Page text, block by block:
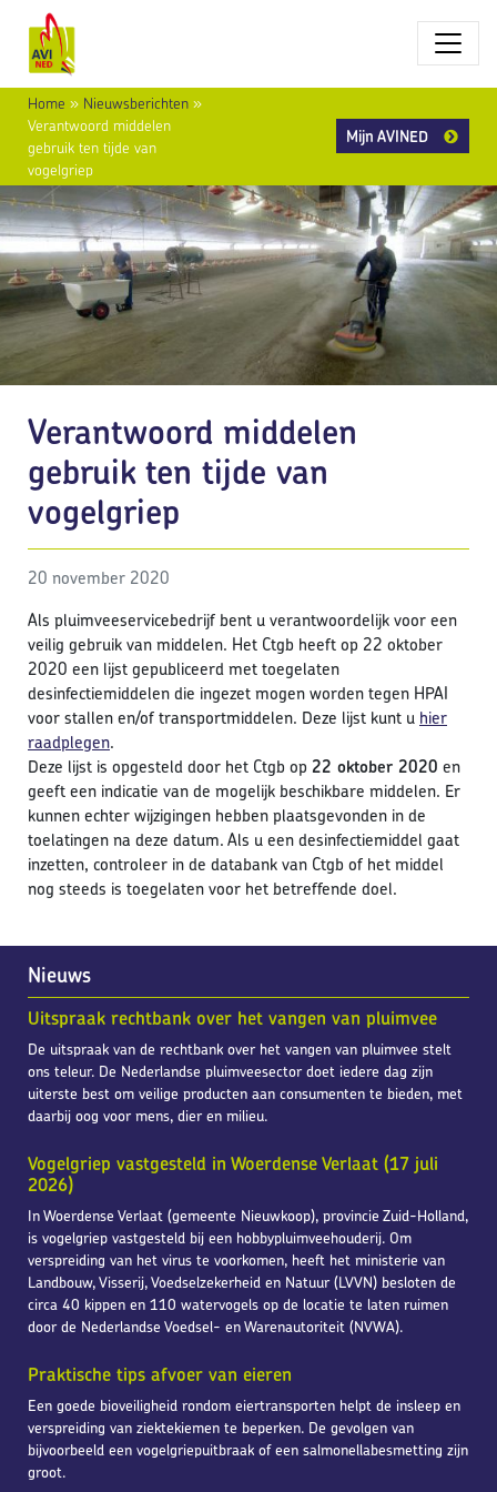
Home » Nieuwsberichten »
Verantwoord middelen
gebruik ten tijde van
vogelgriep
Mijn AVINED
Nieuws
Uitspraak rechtbank over het vangen van pluimvee
De uitspraak van de rechtbank over het vangen van pluimvee stelt
ons teleur. De Nederlandse pluimveesector doet iedere dag zijn
uiterste best om veilige producten aan consumenten te bieden, met
daarbij oog voor mens, dier en milieu.
Vogelgriep vastgesteld in Woerdense Verlaat (17 juli
2026)
In Woerdense Verlaat (gemeente Nieuwkoop), provincie Zuid-Holland,
is vogelgriep vastgesteld bij een hobbypluimveehouderij. Om
verspreiding van het virus te voorkomen, heeft het ministerie van
Landbouw, Visserij, Voedselzekerheid en Natuur (LVVN) besloten de
circa 40 kippen en 110 watervogels op de locatie te laten ruimen
door de Nederlandse Voedsel- en Warenautoriteit (NVWA).
Praktische tips afvoer van eieren
Een goede bioveiligheid rondom eiertransporten helpt de insleep en
verspreiding van ziektekiemen te beperken. De gevolgen van
bijvoorbeeld een vogelgriepuitbraak of een salmonellabesmetting zijn
groot.
Verantwoord middelen
gebruik ten tijde van
vogelgriep
20 november 2020
Als pluimveeservicebedrijf bent u verantwoordelijk voor een
veilig gebruik van middelen. Het Ctgb heeft op 22 oktober
2020 een lijst gepubliceerd met toegelaten
desinfectiemiddelen die ingezet mogen worden tegen HPAI
voor stallen en/of transportmiddelen. Deze lijst kunt u hier
raadplegen.
Deze lijst is opgesteld door het Ctgb op 22 oktober 2020 en
geeft een indicatie van de mogelijk beschikbare middelen. Er
kunnen echter wijzigingen hebben plaatsgevonden in de
toelatingen na deze datum. Als u een desinfectiemiddel gaat
inzetten, controleer in de databank van Ctgb of het middel
nog steeds is toegelaten voor het betreffende doel.